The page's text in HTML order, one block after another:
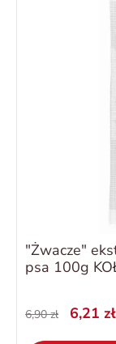
"Żwacze"
psa 100g
6,90 zł 6,21 zł